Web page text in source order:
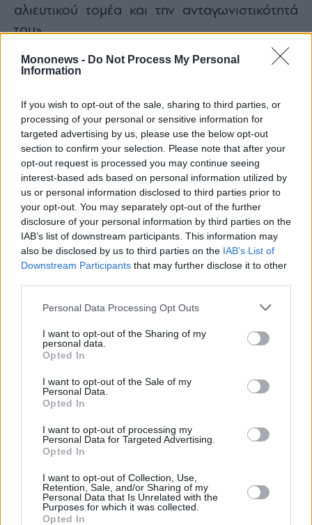
Mononews - Do Not Process My Personal
Information
If you wish to opt-out of the sale, sharing to third parties, or
processing of your personal or sensitive information for
targeted advertising by us, please use the below opt-out
section to confirm your selection. Please note that after your
opt-out request is processed you may continue seeing
interest-based ads based on personal information utilized by
us or personal information disclosed to third parties prior to
your opt-out. You may separately opt-out of the further
disclosure of your personal information by third parties on the
IAB’s list of downstream participants. This information may
also be disclosed by us to third parties on the IAB’s List of
Downstream Participants that may further disclose it to other
Personal Data Processing Opt Outs
I want to opt-out of the Sharing of my
personal data.
Opted In
I want to opt-out of the Sale of my
Personal Data.
Opted In
I want to opt-out of processing my
Personal Data for Targeted Advertising.
Opted In
I want to opt-out of Collection, Use,
Retention, Sale, and/or Sharing of my
Personal Data that Is Unrelated with the
Purposes for which it was collected.
Opted In
αλιευτικού τομέα και την ανταγωνιστικότητά
του».
Με αφορμή την απάντηση της Κομισιόν ο κ.
Αρναούτογλου δήλωσε: «Η Ευρωπαϊκή
κρίσιμη και δίνει πλέον τη δυνατότητα στα
κράτη-μέλη να στηρίξουν ουσιαστικά τους
αλιείς τους. Το ερώτημα είναι απλό: Η ελληνική
κυβέρνηση τι κάνει; Οι Έλληνες αλιείς βλέπουν
το κόστος καυσίμων να εκτοξεύεται, τα καΐκια
να μένουν δεμένα και την αγωνία να μεγαλώνει
καθημερινά. Και την ίδια στιγμή, η κυβέρνηση
συνεχίζει να παρακολουθεί αμήχανα τις
εξελίξεις χωρίς ουσιαστικές παρεμβάσεις».
Διαβάστε επίσης: